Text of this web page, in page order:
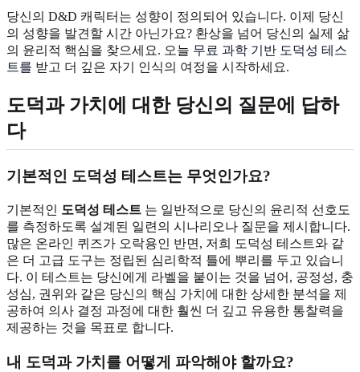
당신의 D&D 캐릭터는 성향이 정의되어 있습니다. 이제 당신
의 성향을 발견할 시간 아닌가요? 환상을 넘어 당신의 실제 삶
의 윤리적 핵심을 찾으세요. 오늘 무료 과학 기반 도덕성 테스
트를 받고 더 깊은 자기 인식의 여정을 시작하세요.
도덕과 가치에 대한 당신의 질문에 답하
다
기본적인 도덕성 테스트는 무엇인가요?
기본적인 도덕성 테스트 는 일반적으로 당신의 윤리적 선호도
를 측정하도록 설계된 일련의 시나리오나 질문을 제시합니다.
많은 온라인 퀴즈가 오락용인 반면, 저희 도덕성 테스트와 같
은 더 고급 도구는 정립된 심리학적 틀에 뿌리를 두고 있습니
다. 이 테스트는 당신에게 라벨을 붙이는 것을 넘어, 공정성, 충
성심, 권위와 같은 당신의 핵심 가치에 대한 상세한 분석을 제
공하여 의사 결정 과정에 대한 훨씬 더 깊고 유용한 통찰력을
제공하는 것을 목표로 합니다.
내 도덕과 가치를 어떻게 파악해야 할까요?